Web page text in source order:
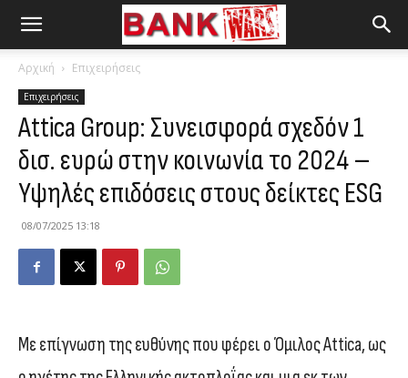
Αρχική Επιχειρήσεις
Επιχειρήσεις
Attica Group: Συνεισφορά σχεδόν 1
δισ. ευρώ στην κοινωνία το 2024 –
Υψηλές επιδόσεις στους δείκτες ESG
08/07/2025 13:18
Με επίγνωση της ευθύνης που φέρει ο Όμιλος Attica, ως